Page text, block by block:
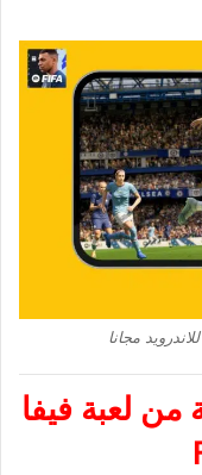
من لعبة فيفا